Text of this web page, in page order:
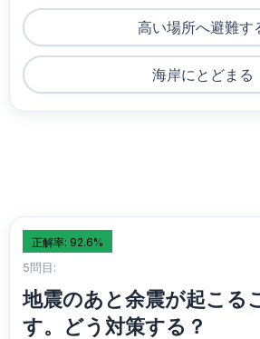
高い場所へ避難す
海岸にとどまる
正解率: 92.6%
5問目:
地震のあと余震が起こる
す。どう対策する？